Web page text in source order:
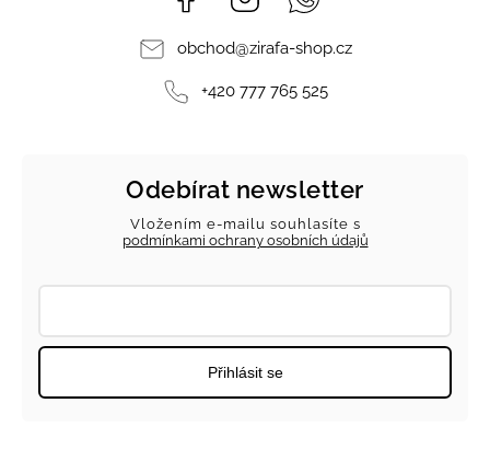
obchod@zirafa-shop.cz
+420 777 765 525
Odebírat newsletter
Vložením e-mailu souhlasíte s
podmínkami ochrany osobních údajů
Přihlásit se